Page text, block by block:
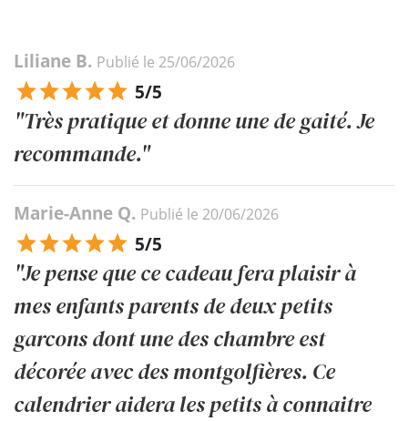
Liliane B. Publié le 25/06/2026
5/5
"Très pratique et donne une de gaité. Je
recommande."
Marie-Anne Q. Publié le 20/06/2026
5/5
"Je pense que ce cadeau fera plaisir à
mes enfants parents de deux petits
garcons dont une des chambre est
décorée avec des montgolfières. Ce
calendrier aidera les petits à connaitre